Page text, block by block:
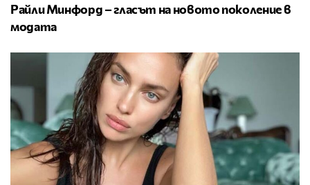
Райли Минфорд – гласът на новото поколение в
модата